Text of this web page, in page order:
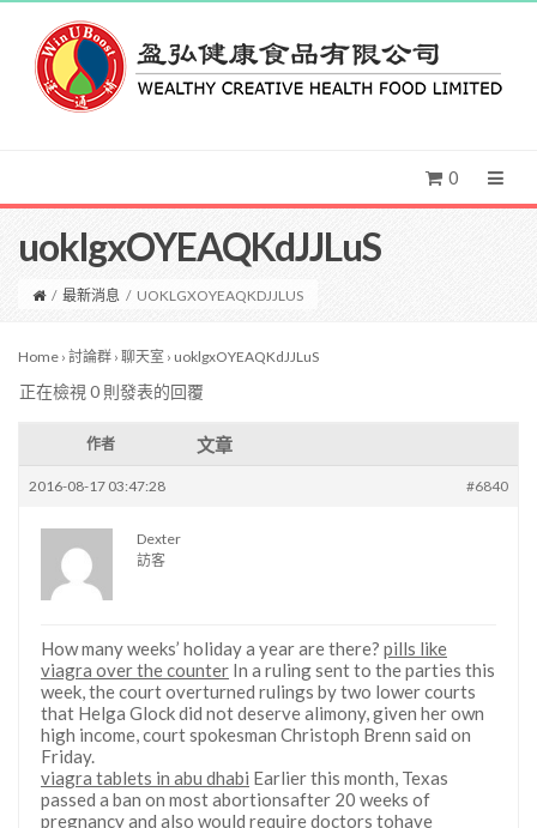
0
uoklgxOYEAQKdJJLuS
/ 最新消息 / UOKLGXOYEAQKDJJLUS
Home › 討論群 › 聊天室 › uoklgxOYEAQKdJJLuS
正在檢視 0 則發表的回覆
作者 文章
2016-08-17 03:47:28 #6840
Dexter
訪客
How many weeks’ holiday a year are there? pills like
viagra over the counter In a ruling sent to the parties this
week, the court overturned rulings by two lower courts
that Helga Glock did not deserve alimony, given her own
high income, court spokesman Christoph Brenn said on
Friday.
viagra tablets in abu dhabi Earlier this month, Texas
passed a ban on most abortionsafter 20 weeks of
pregnancy and also would require doctors tohave